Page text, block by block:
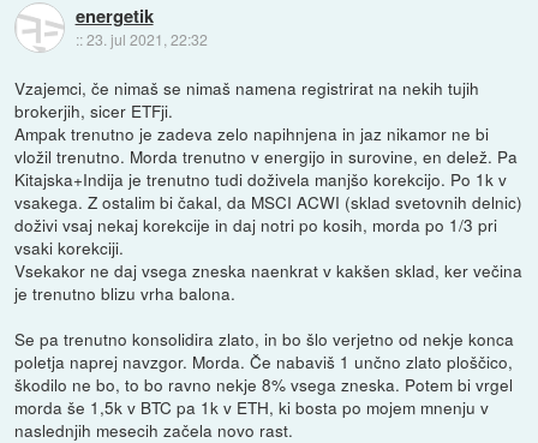
energetik
::23. jul 2021, 22:32
Vzajemci, če nimaš se nimaš namena registrirat na nekih tujih
brokerjih, sicer ETFji.
Ampak trenutno je zadeva zelo napihnjena in jaz nikamor ne bi
vložil trenutno. Morda trenutno v energijo in surovine, en delež. Pa
Kitajska+Indija je trenutno tudi doživela manjšo korekcijo. Po 1k v
vsakega. Z ostalim bi čakal, da MSCI ACWI (sklad svetovnih delnic)
doživi vsaj nekaj korekcije in daj notri po kosih, morda po 1/3 pri
vsaki korekciji.
Vsekakor ne daj vsega zneska naenkrat v kakšen sklad, ker večina
je trenutno blizu vrha balona.
Se pa trenutno konsolidira zlato, in bo šlo verjetno od nekje konca
poletja naprej navzgor. Morda. Če nabaviš 1 unčno zlato ploščico,
škodilo ne bo, to bo ravno nekje 8% vsega zneska. Potem bi vrgel
morda še 1,5k v BTC pa 1k v ETH, ki bosta po mojem mnenju v
naslednjih mesecih začela novo rast.